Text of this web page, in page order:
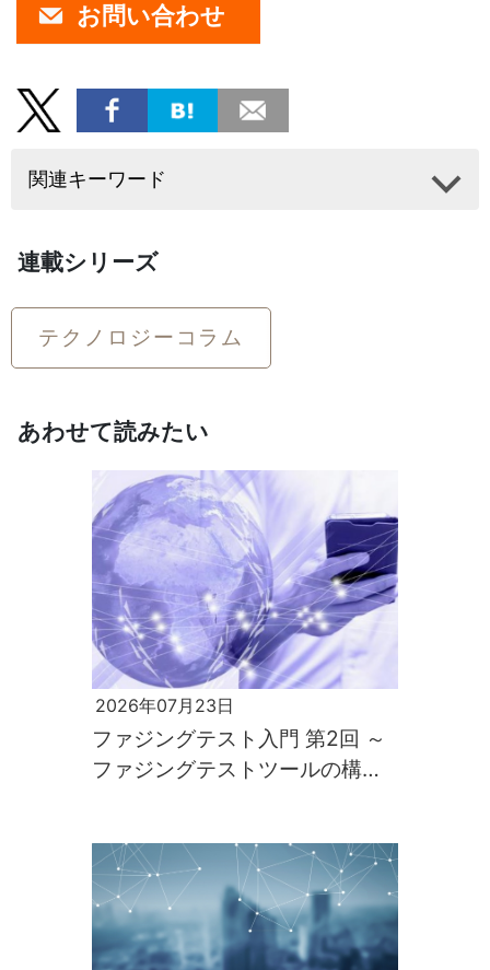
お問い合わせ
関連キーワード
連載シリーズ
テクノロジーコラム
あわせて読みたい
2026年07月23日
ファジングテスト入門 第2回 ～
ファジングテストツールの構築